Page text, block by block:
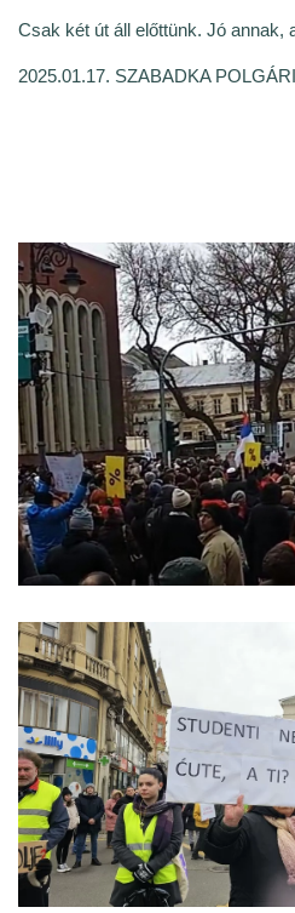
Csak két út áll előttünk. Jó annak,
2025.01.17. SZABADKA